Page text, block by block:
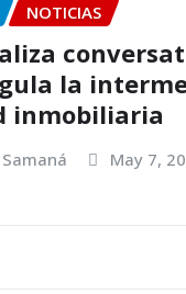
NOTICIAS
la
inmobiliaria
May 7,